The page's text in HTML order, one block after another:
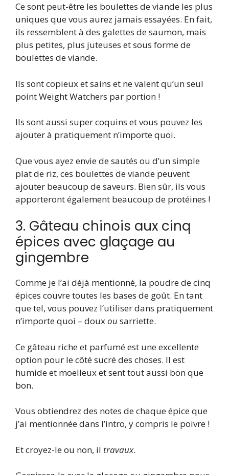
Ce sont peut-être les boulettes de viande les plus
uniques que vous aurez jamais essayées. En fait,
ils ressemblent à des galettes de saumon, mais
plus petites, plus juteuses et sous forme de
boulettes de viande.
Ils sont copieux et sains et ne valent qu’un seul
point Weight Watchers par portion !
Ils sont aussi super coquins et vous pouvez les
ajouter à pratiquement n’importe quoi.
Que vous ayez envie de sautés ou d’un simple
plat de riz, ces boulettes de viande peuvent
ajouter beaucoup de saveurs. Bien sûr, ils vous
apporteront également beaucoup de protéines !
3. Gâteau chinois aux cinq
épices avec glaçage au
gingembre
Comme je l’ai déjà mentionné, la poudre de cinq
épices couvre toutes les bases de goût. En tant
que tel, vous pouvez l’utiliser dans pratiquement
n’importe quoi – douxousarriette.
Ce gâteau riche et parfumé est une excellente
option pour le côté sucré des choses. Il est
humide et moelleux et sent tout aussi bon que
bon.
Vous obtiendrez des notes de chaque épice que
j’ai mentionnée dans l’intro, y compris le poivre !
Et croyez-le ou non, il travaux.